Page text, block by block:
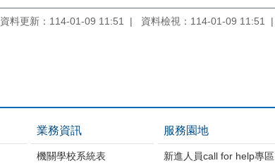
資料更新：114-01-09 11:51 資料檢視：114-01-09 11:51
業務資訊
機關學校系統表
服務園地
新進人員call for help專區